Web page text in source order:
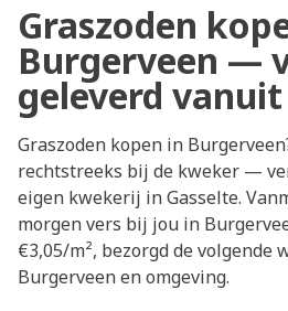
Graszoden
Burgerveen —
geleverd vanuit
Graszoden kopen in
rechtstreeks bij de kweker —
eigen kwekerij in Gasselte.
morgen vers bij jou in
€3,05/m², bezorgd de volgende
Burgerveen en omgeving.